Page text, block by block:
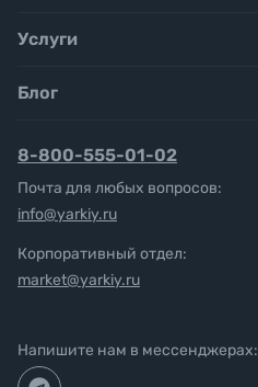
Услуги
Блог
8-800-555-01-02
Почта для любых вопросов:
info@yarkiy.ru
Корпоративный отдел:
market@yarkiy.ru
Напишите нам в мессенджерах: